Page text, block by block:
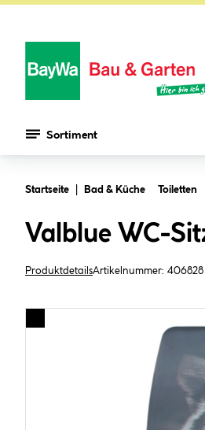
Sortiment
Startseite Bad & Küche Toiletten
Valblue WC-
ProduktdetailsArtikelnummer: 406828